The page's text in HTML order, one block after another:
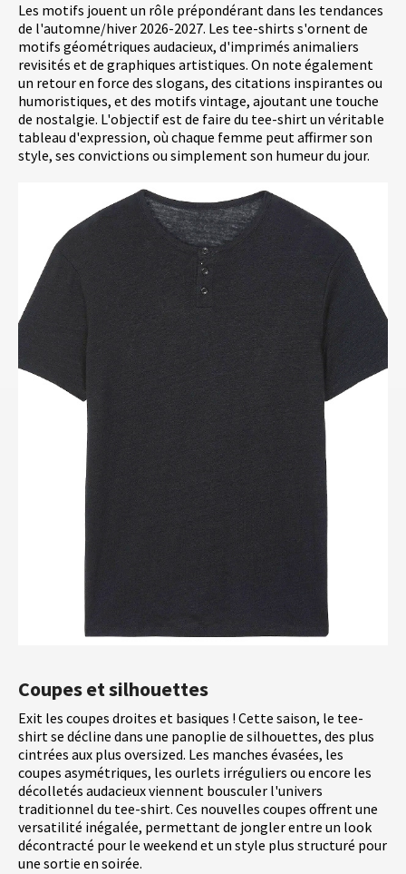
Les motifs jouent un rôle prépondérant dans les tendances
de l'automne/hiver 2026-2027. Les tee-shirts s'ornent de
motifs géométriques audacieux, d'imprimés animaliers
revisités et de graphiques artistiques. On note également
un retour en force des slogans, des citations inspirantes ou
humoristiques, et des motifs vintage, ajoutant une touche
de nostalgie. L'objectif est de faire du tee-shirt un véritable
tableau d'expression, où chaque femme peut affirmer son
style, ses convictions ou simplement son humeur du jour.
Coupes et silhouettes
Exit les coupes droites et basiques ! Cette saison, le tee-
shirt se décline dans une panoplie de silhouettes, des plus
cintrées aux plus oversized. Les manches évasées, les
coupes asymétriques, les ourlets irréguliers ou encore les
décolletés audacieux viennent bousculer l'univers
traditionnel du tee-shirt. Ces nouvelles coupes offrent une
versatilité inégalée, permettant de jongler entre un look
décontracté pour le weekend et un style plus structuré pour
une sortie en soirée.